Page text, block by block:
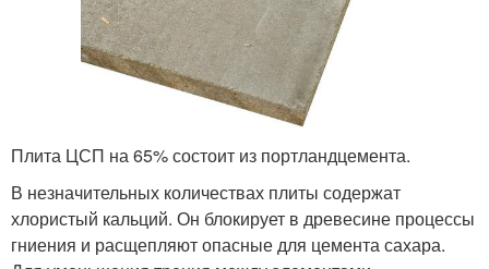
Плита ЦСП на 65% состоит из портландцемента.
В незначительных количествах плиты содержат
хлористый кальций. Он блокирует в древесине процессы
гниения и расщепляют опасные для цемента сахара.